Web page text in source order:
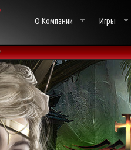
О Компании Игры